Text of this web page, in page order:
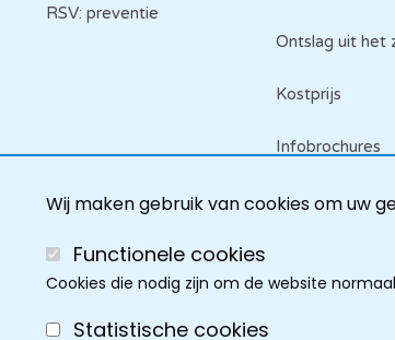
Wij maken gebruik van cookies om uw
Functionele cookies
Cookies die nodig zijn om de website
Statistische cookies
RSV: preventie
Ontslag uit het
Kostprijs
Infobrochures
Raadpleeg je